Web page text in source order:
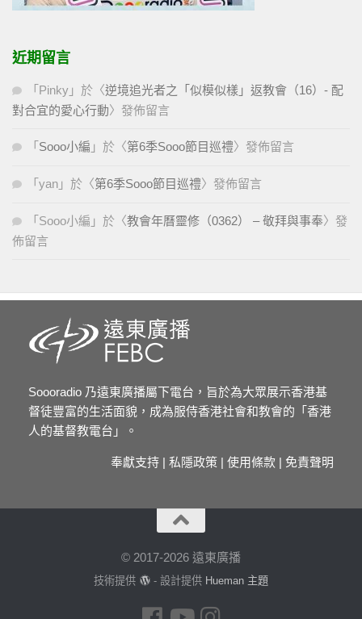
近期留言
「 Pinky 」於〈逆境追光者之「似模似樣」返教會（16）- 配
對合宜的愛心行動〉發佈留言
「 Sooo小編 」於〈第6季Sooo節目巡禮〉發佈留言
「 yan 」於〈第6季Sooo節目巡禮〉發佈留言
「 Sooo小編 」於〈教會年曆靈修（0362） – 敬拜與事奉〉發
佈留言
Soooradio 乃遠東廣播屬下電台，旨於為大眾展示香港基
督徒豐富的生活面貌，成為服侍香港社會和教會的「香港
人的基督教電台」。
奉獻支持 | 私隱政策 | 使用條款 | 免責聲明
© 2017-2026 遠東廣播
技術提供 - 設計提供 Hueman 主題